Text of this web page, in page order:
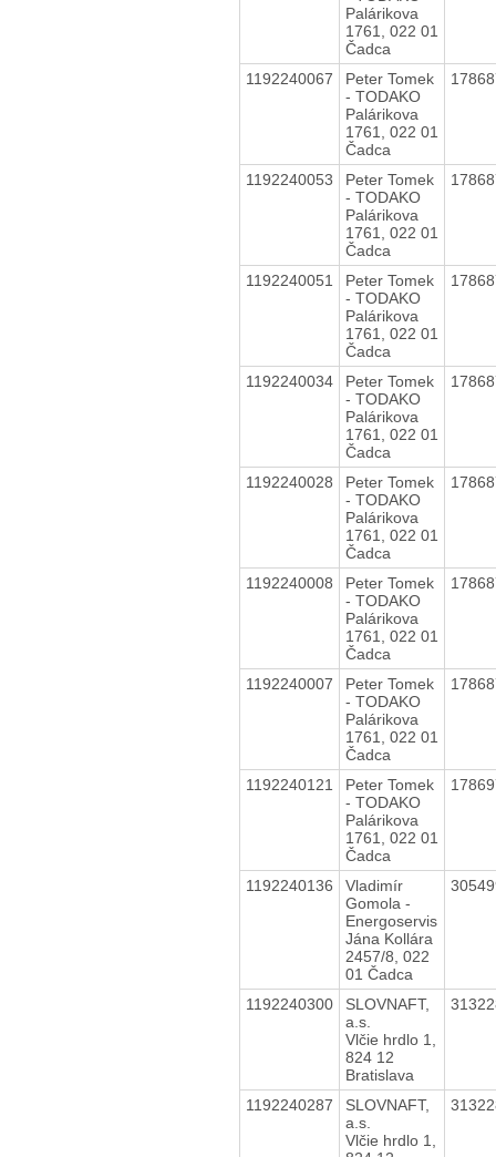
Palárikova
1761, 022 01
Čadca
1192240067
Peter Tomek
- TODAKO
Palárikova
1761, 022 01
Čadca
1192240053
Peter Tomek
- TODAKO
Palárikova
1761, 022 01
Čadca
1192240051
Peter Tomek
- TODAKO
Palárikova
1761, 022 01
Čadca
1192240034
Peter Tomek
- TODAKO
Palárikova
1761, 022 01
Čadca
1192240028
Peter Tomek
- TODAKO
Palárikova
1761, 022 01
Čadca
1192240008
Peter Tomek
- TODAKO
Palárikova
1761, 022 01
Čadca
1192240007
Peter Tomek
- TODAKO
Palárikova
1761, 022 01
Čadca
1192240121
Peter Tomek
- TODAKO
Palárikova
1761, 022 01
Čadca
1192240136
Vladimír
Gomola -
Energoservis
Jána Kollára
2457/8, 022
01 Čadca
1192240300
SLOVNAFT,
a.s.
Vlčie hrdlo 1,
824 12
Bratislava
1192240287
SLOVNAFT,
a.s.
Vlčie hrdlo 1,